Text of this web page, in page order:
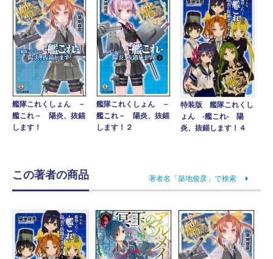
艦隊これくしょん －
艦これ－ 陽炎、抜錨
します！
艦隊これくしょん －
艦これ－ 陽炎、抜錨
します！２
特装版 艦隊これくし
ょん ‐艦これ‐ 陽
炎、抜錨します！４
この著者の商品 著者名「築地俊彦」で検索